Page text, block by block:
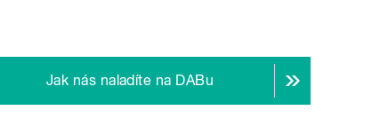
Jak nás naladíte na DABu